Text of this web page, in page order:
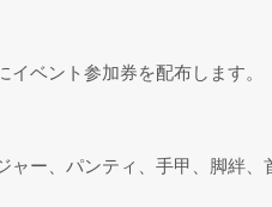
ベント参加券を配布します。
ー、パンティ、手甲、脚絆、